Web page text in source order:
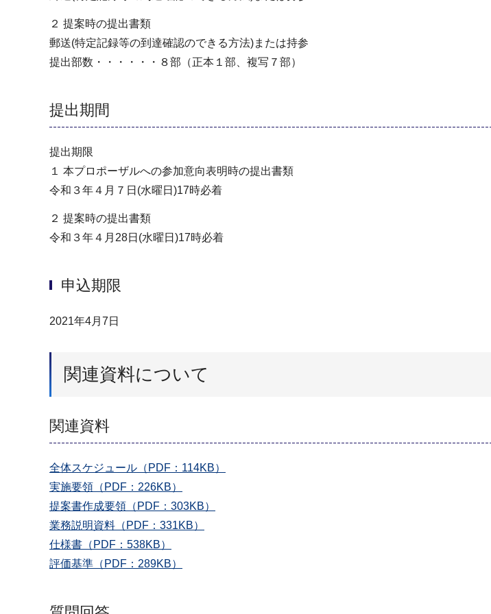
２ 提案時の提出書類
郵送(特定記録等の到達確認のできる方法)または持参
提出部数・・・・・・８部（正本１部、複写７部）
提出期間
提出期限
１ 本プロポーザルへの参加意向表明時の提出書類
令和３年４月７日(水曜日)17時必着
２ 提案時の提出書類
令和３年４月28日(水曜日)17時必着
申込期限
2021年4月7日
関連資料について
関連資料
全体スケジュール（PDF：114KB）
実施要領（PDF：226KB）
提案書作成要領（PDF：303KB）
業務説明資料（PDF：331KB）
仕様書（PDF：538KB）
評価基準（PDF：289KB）